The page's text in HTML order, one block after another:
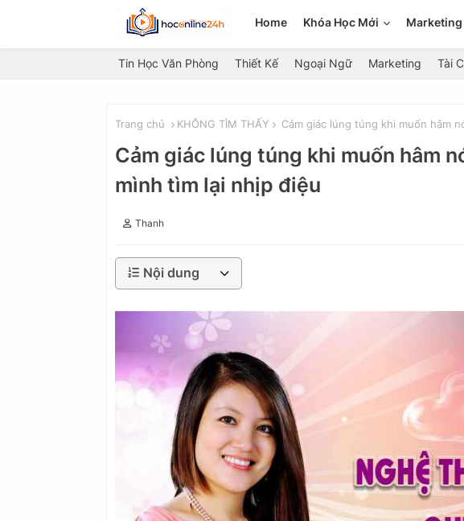
Home Khóa Học Mới Marketing
Tin Học Văn Phòng Thiết Kế Ngoại Ngữ Marketing Tài
Trang chủ KHÔNG TÌM THẤY Cảm giác lúng túng khi muốn hâm
Cảm giác lúng túng khi muốn hâm
mình tìm lại nhịp điệu
Thanh
Nội dung